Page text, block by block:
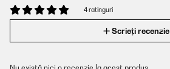
4 ratinguri
Scrieți recenzie